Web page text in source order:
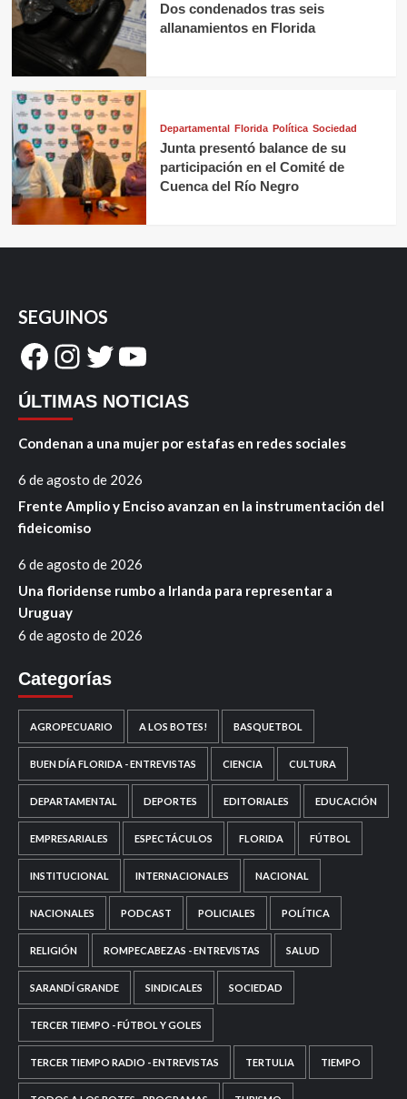
Dos condenados tras seis
allanamientos en Florida
Departamental Florida Política Sociedad
Junta presentó balance de su
participación en el Comité de
Cuenca del Río Negro
SEGUINOS
Facebook
Instagram
Twitter
YouTube
ÚLTIMAS NOTICIAS
Condenan a una mujer por estafas en redes sociales
6 de agosto de 2026
Frente Amplio y Enciso avanzan en la instrumentación del
fideicomiso
6 de agosto de 2026
Una floridense rumbo a Irlanda para representar a
Uruguay
6 de agosto de 2026
Categorías
AGROPECUARIO A LOS BOTES! BASQUETBOL
BUEN DÍA FLORIDA - ENTREVISTAS CIENCIA CULTURA
DEPARTAMENTAL DEPORTES EDITORIALES EDUCACIÓN
EMPRESARIALES ESPECTÁCULOS FLORIDA FÚTBOL
INSTITUCIONAL INTERNACIONALES NACIONAL
NACIONALES PODCAST POLICIALES POLÍTICA
RELIGIÓN ROMPECABEZAS - ENTREVISTAS SALUD
SARANDÍ GRANDE SINDICALES SOCIEDAD
TERCER TIEMPO - FÚTBOL Y GOLES
TERCER TIEMPO RADIO - ENTREVISTAS TERTULIA TIEMPO